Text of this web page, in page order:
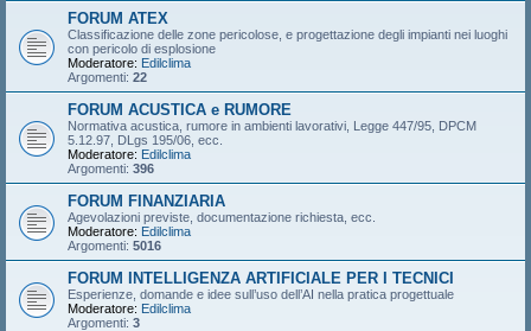
FORUM ATEX
Classificazione delle zone pericolose, e progettazione degli impianti nei luoghi
con pericolo di esplosione
Moderatore: Edilclima
Argomenti: 22
FORUM ACUSTICA e RUMORE
Normativa acustica, rumore in ambienti lavorativi, Legge 447/95, DPCM
5.12.97, DLgs 195/06, ecc.
Moderatore: Edilclima
Argomenti: 396
FORUM FINANZIARIA
Agevolazioni previste, documentazione richiesta, ecc.
Moderatore: Edilclima
Argomenti: 5016
FORUM INTELLIGENZA ARTIFICIALE PER I TECNICI
Esperienze, domande e idee sull’uso dell’AI nella pratica progettuale
Moderatore: Edilclima
Argomenti: 3